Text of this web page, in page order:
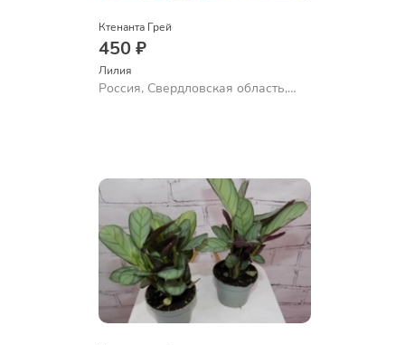
Ктенанта Грей
450 ₽
Лилия
Россия, Свердловская область,